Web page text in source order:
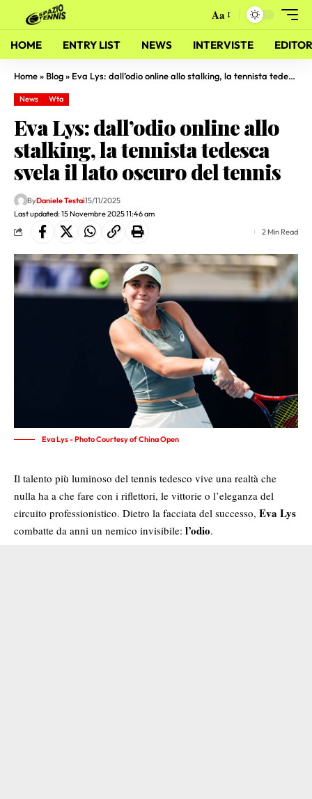
Aa
HOME ENTRY LIST NEWS INTERVISTE
Home» Blog» Eva Lys: dall’odio online allo stalking, la tennista tedesca svela il lato oscuro del tennis
News Wta
Eva Lys: dall’odio online allo
stalking, la tennista tedesca
svela il lato oscuro del tennis
Last updated: 15 Novembre 2025 11:46 am
ByDaniele Testai15/11/2025
2 Min Read
Eva Lys - Photo Courtesy of China Open
Il talento più luminoso del tennis tedesco vive una realtà che
nulla ha a che fare con i riflettori, le vittorie o l’eleganza del
circuito professionistico. Dietro la facciata del successo, Eva Lys
combatte da anni un nemico invisibile: l’odio.